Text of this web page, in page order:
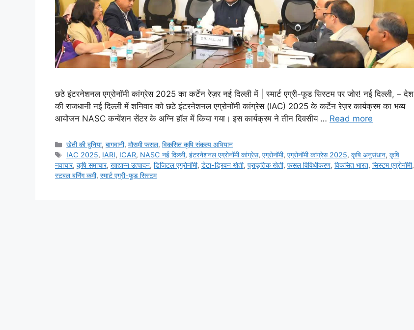
छठे इंटरनेशनल एग्रोनॉमी कांग्रेस 2025 का कर्टेन रेज़र नई दिल्ली में | स्मार्ट एग्री-फूड सिस्टम पर जोर! नई दिल्ली, – देश
की राजधानी नई दिल्ली में शनिवार को छठे इंटरनेशनल एग्रोनॉमी कांग्रेस (IAC) 2025 के कर्टेन रेज़र कार्यक्रम का भव्य
आयोजन NASC कन्वेंशन सेंटर के अग्नि हॉल में किया गया। इस कार्यक्रम ने तीन दिवसीय … Read more
खेती की दुनिया,बागवानी,मौसमी फसल,विकसित कृषि संकल्प अभियान
IAC 2025, IARI, ICAR, NASC नई दिल्ली,इंटरनेशनल एग्रोनॉमी कांग्रेस,एग्रोनॉमी,एग्रोनॉमी कांग्रेस 2025,कृषि अनुसंधान,कृषि
नवाचार, कृषि समाचार, खाद्यान्न उत्पादन, डिजिटल एग्रोनॉमी, डेटा-ड्रिवन खेती, प्राकृतिक खेती, फसल विविधीकरण, विकसित भारत, सिस्टम एग्रोनॉमी,
स्टबल बर्निंग कमी, स्मार्ट एग्री-फूड सिस्टम